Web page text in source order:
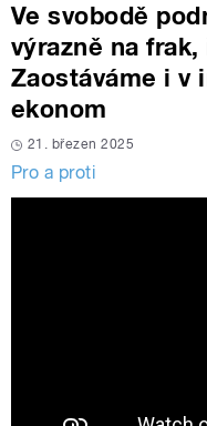
Ve svobodě
výrazně na
Zaostáváme i v
ekonom
21. březen 2025
Pro a proti